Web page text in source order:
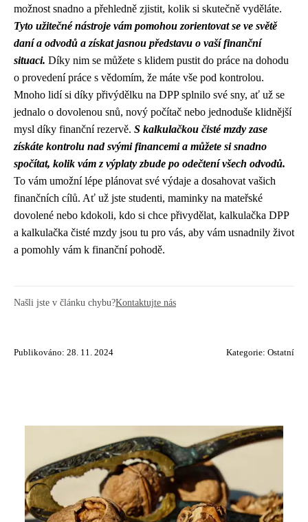
možnost snadno a přehledně zjistit, kolik si skutečně vyděláte.
Tyto užitečné nástroje vám pomohou zorientovat se ve světě
daní a odvodů a získat jasnou představu o vaší finanční
situaci. Díky nim se můžete s klidem pustit do práce na dohodu
o provedení práce s vědomím, že máte vše pod kontrolou.
Mnoho lidí si díky přivýdělku na DPP splnilo své sny, ať už se
jednalo o dovolenou snů, nový počítač nebo jednoduše klidnější
mysl díky finanční rezervě. S kalkulačkou čisté mzdy zase
získáte kontrolu nad svými financemi a můžete si snadno
spočítat, kolik vám z výplaty zbude po odečtení všech odvodů.
To vám umožní lépe plánovat své výdaje a dosahovat vašich
finančních cílů. Ať už jste studenti, maminky na mateřské
dovolené nebo kdokoli, kdo si chce přivydělat, kalkulačka DPP
a kalkulačka čisté mzdy jsou tu pro vás, aby vám usnadnily život
a pomohly vám k finanční pohodě.
Našli jste v článku chybu?Kontaktujte nás
Publikováno: 28. 11. 2024 Kategorie: Ostatní